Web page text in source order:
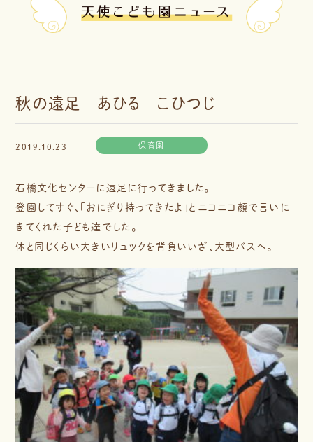
秋の遠足 あひる こひつじ
2019.10.23 保育園
石橋文化センターに遠足に行ってきました。
登園してすぐ、「おにぎり持ってきたよ」とニコニコ顔で言いに
きてくれた子ども達でした。
体と同じくらい大きいリュックを背負いいざ、大型バスへ。